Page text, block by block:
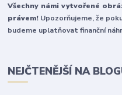
Všechny námi vytvořené
právem! Upozorňujeme, že
budeme uplatňovat finanční
NEJČTENĚJŠÍ NA